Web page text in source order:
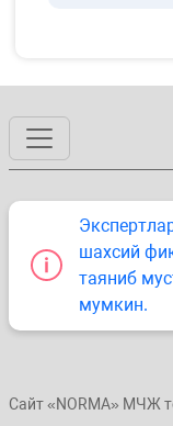
шахсий
таяниб
мумкин.
Сайт «NORMA» МЧЖ